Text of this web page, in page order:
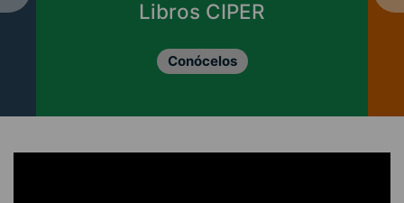
Libros CIPER
Conócelos